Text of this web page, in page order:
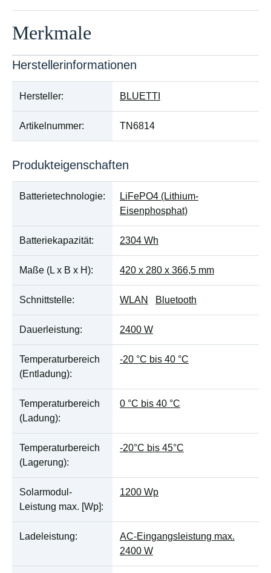
Merkmale
Produkteigenschaft
Wert
Herstellerinformationen
Hersteller: BLUETTI
Artikelnummer: TN6814
Produkteigenschaften
Batterietechnologie:
LiFePO4 (Lithium-
Eisenphosphat)
Batteriekapazität: 2304 Wh
Maße (L x B x H): 420 x 280 x 366,5 mm
Schnittstelle: WLAN Bluetooth
Dauerleistung: 2400 W
Temperaturbereich
(Entladung):
-20 °C bis 40 °C
Temperaturbereich
(Ladung):
0 °C bis 40 °C
Temperaturbereich
(Lagerung):
-20°C bis 45°C
Solarmodul-
Leistung max. [Wp]:
1200 Wp
Ladeleistung:
AC-Eingangsleistung max.
2400 W